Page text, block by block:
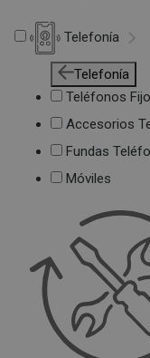
Telefonía
Telefonía
Teléfonos
Accesorios
Fundas
Móviles